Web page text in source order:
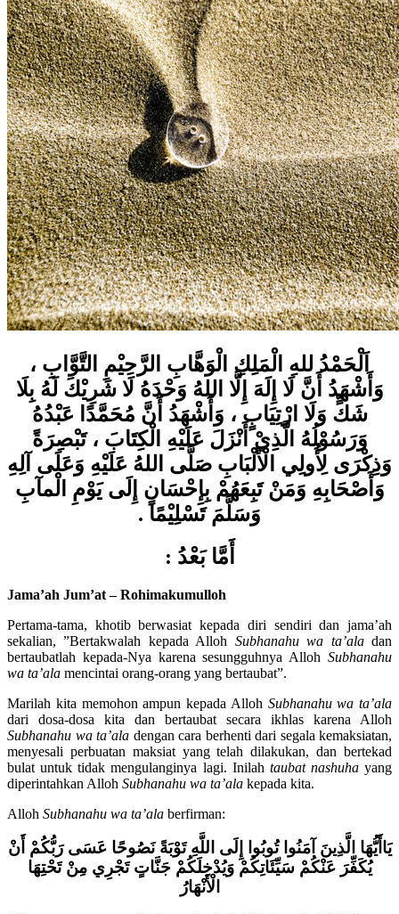
اَلْحَمْدُ للهِ الْمَلِكِ الْوَهَّابِ الرَّحِيْمِ التَّوَّابِ ،
وَأَشْهَدُ أَنَّ لَا إِلَهَ إِلَّا اللهُ وَحْدَهُ لَا شَرِيْكَ لَهُ بِلَا
شَكٍّ وَلَا ارْتِيَابٍ ، وَأَشْهَدُ أَنَّ مُحَمَّدًا عَبْدُهُ
وَرَسُوْلُهُ الَّذِيْ أَنْزَلَ عَلَيْهِ الْكِتَابَ ، تَبْصِرَةً
وَذِكْرَى لِأُولِي الْأَلْبَابِ صَلَّى اللهُ عَلَيْهِ وَعَلَى آلِهِ
وَأَصْحَابِهِ وَمَنْ تَبِعَهُمْ بِإِحْسَانٍ إِلَى يَوْمِ الْمآبِ
وَسَلَّمَ تَسْلِيْمًا .
أَمَّا بَعْدُ :
Pertama-tama, khotib berwasiat kepada diri sendiri dan jama’ah
sekalian, ”Bertakwalah kepada AllohSubhanahu wa ta’aladan
bertaubatlah kepada-Nya karena sesungguhnya Alloh
Marilah kita memohon ampun kepada Alloh
Subhanahu wa ta’ala
dari dosa-dosa kita dan bertaubat secara ikhlas karena Alloh
Subhanahu wa ta’ala dengan cara berhenti dari segala kemaksiatan,
menyesali perbuatan maksiat yang telah dilakukan, dan bertekad
bulat untuk tidak mengulanginya lagi. Inilahtaubat nashuha
Alloh
berfirman:
يَاأَيُّهَا الَّذِينَ آمَنُوا تُوبُوا إِلَى اللَّهِ تَوْبَةً نَصُوحًا عَسَى رَبُّكُمْ أَنْ
يُكَفِّرَ عَنْكُمْ سَيِّئَاتِكُمْ وَيُدْخِلَكُمْ جَنَّاتٍ تَجْرِي مِنْ تَحْتِهَا
الْأَنْهَارُ